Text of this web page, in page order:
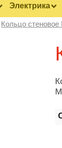
Электрика
Кольцо стеновое